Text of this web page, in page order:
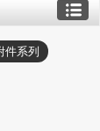
件系列